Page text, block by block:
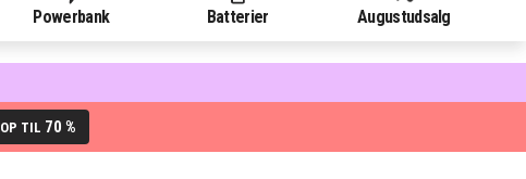
Powerbank Batterier Augustudsalg
OP TIL 70 %